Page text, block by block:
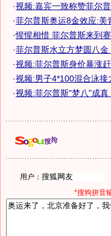
·视频:嘉宾一致称赞菲尔
·菲尔普斯奥运8金效应:美
·惺惺相惜 菲尔普斯来到
·菲尔普斯水立方梦圆八
·视频:菲尔普斯身价暴涨
·视频:男子4*100混合泳
·视频:菲尔普斯"梦八"成
用户：
*搜狗拼音